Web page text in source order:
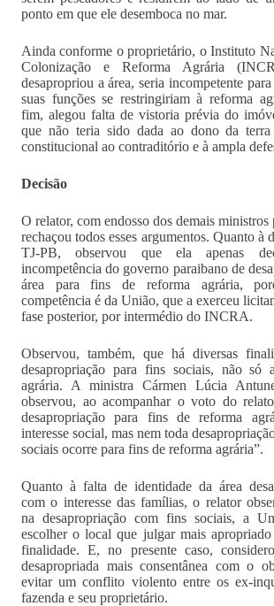
ponto em que ele desemboca no mar.
Ainda conforme o proprietário, o Instituto
Colonização e Reforma Agrária
desapropriou a área, seria incompetente
suas funções se restringiriam à reforma
fim, alegou falta de vistoria prévia do
que não teria sido dada ao dono da
constitucional ao contraditório e à ampla
Decisão
O relator, com endosso dos demais ministros
rechaçou todos esses argumentos. Quanto à
TJ-PB, observou que ela apenas
incompetência do governo paraibano de
área para fins de reforma agrária,
competência é da União, que a exerceu
fase posterior, por intermédio do INCRA.
Observou, também, que há diversas
desapropriação para fins sociais, não só
agrária. A ministra Cármen Lúcia
observou, ao acompanhar o voto do
desapropriação para fins de reforma
interesse social, mas nem toda
sociais ocorre para fins de reforma agrária”.
Quanto à falta de identidade da área
com o interesse das famílias, o relator
na desapropriação com fins sociais, a
escolher o local que julgar mais apropriado
finalidade. E, no presente caso,
desapropriada mais consentânea com o
evitar um conflito violento entre os ex-
fazenda e seu proprietário.